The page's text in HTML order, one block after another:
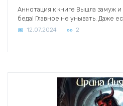
Аннотация к книге Вышла замуж
беда! Главное не унывать. Даже
12.07.2024 2